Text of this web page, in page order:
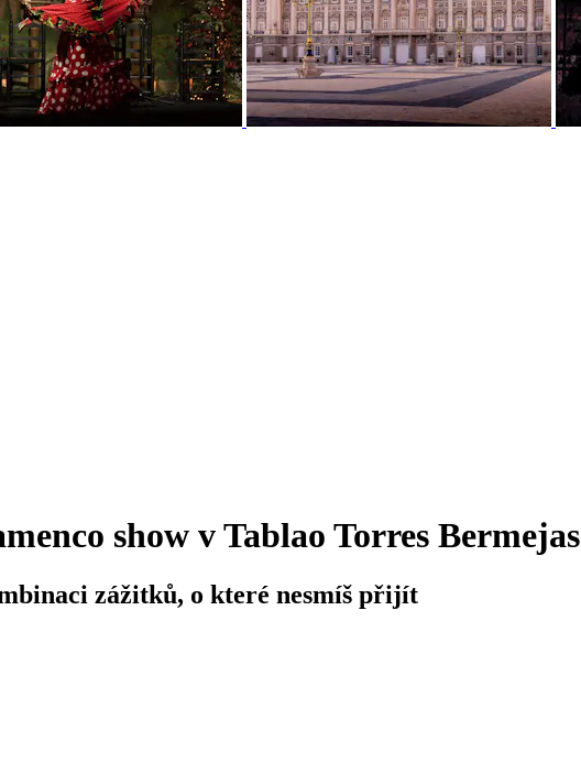
show v Tablao Torres Bermejas
zážitků, o které nesmíš přijít